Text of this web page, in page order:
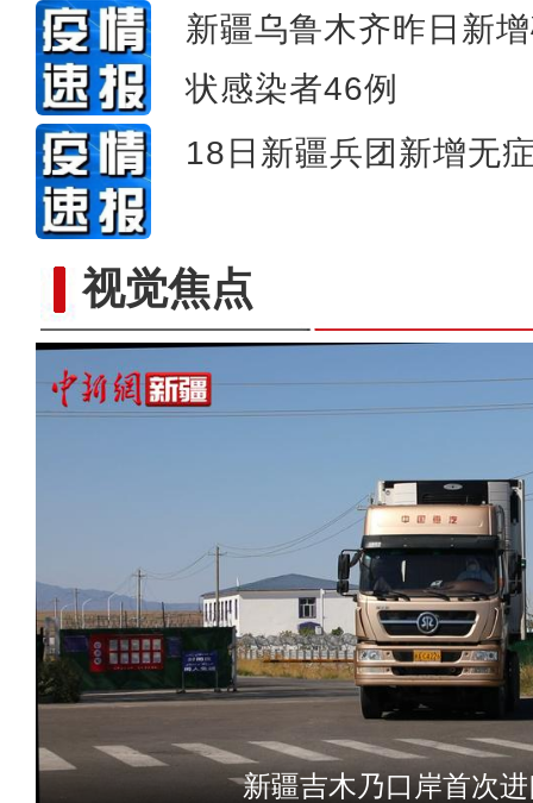
新疆乌鲁木齐昨日新
状感染者46例
18日新疆兵团新增无
视觉焦点新疆南部种植火龙果
新疆吉木乃口岸首次